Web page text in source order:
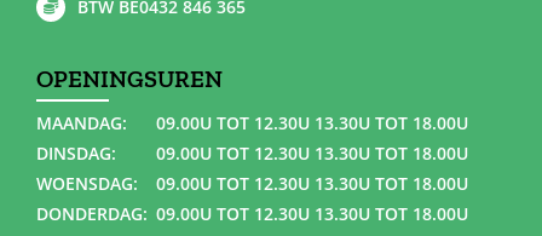
BTW BE0432 846 365
OPENINGSUREN
MAANDAG:
09.00U TOT 12.30U 13.30U TOT 18.00U
DINSDAG:
09.00U TOT 12.30U 13.30U TOT 18.00U
WOENSDAG:
09.00U TOT 12.30U 13.30U TOT 18.00U
DONDERDAG: 09.00U TOT 12.30U 13.30U TOT 18.00U